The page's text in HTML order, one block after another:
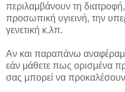
περιλαμβάνουν τη
προσωπική υγιεινή, την
γενετική κ.λπ.
Αν και παραπάνω αναφέραμε
εάν μάθετε πως ορισμένα
σας μπορεί να